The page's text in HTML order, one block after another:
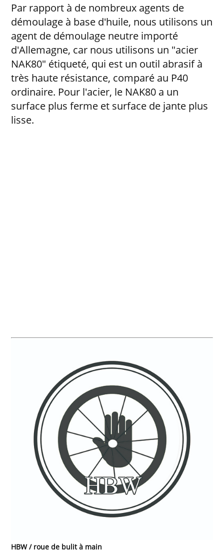
Par rapport à de nombreux agents de
démoulage à base d'huile, nous utilisons un
agent de démoulage neutre importé
d'Allemagne, car nous utilisons un "acier
NAK80" étiqueté, qui est un outil abrasif à
très haute résistance, comparé au P40
ordinaire. Pour l'acier, le NAK80 a un
surface plus ferme et surface de jante plus
lisse.
HBW / roue de bulit à main